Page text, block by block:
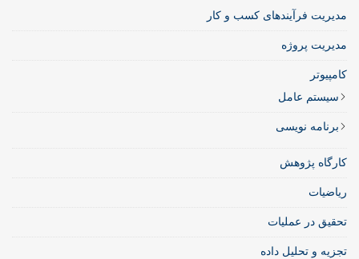
مدیریت فرآیندهای کسب و کار
مدیریت پروژه
کامپیوتر
سیستم عامل
برنامه نویسی
کارگاه پژوهش
ریاضیات
تحقیق در عملیات
تجزیه و تحلیل داده